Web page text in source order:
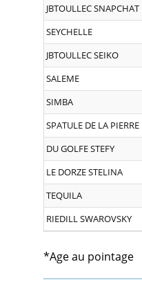
JBTOULLEC SNAPCHAT
SEYCHELLE
JBTOULLEC SEIKO
SALEME
SIMBA
SPATULE DE LA PIERRE
DU GOLFE STEFY
LE DORZE STELINA
TEQUILA
RIEDILL SWAROVSKY
*Age au pointage